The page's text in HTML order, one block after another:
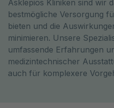
Asklepios Kliniken sind wir
bestmögliche Versorgung
bieten und die
minimieren. Unsere
umfassende Erfahrungen
medizintechnischer
auch für komplexere